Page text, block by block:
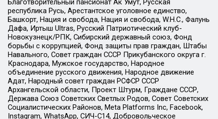
Благотворительный пансионат Ак Умут, Русская
республика Русь, Арестантское уголовное единство,
Башкорт, Нация и свобода, Нация и свобода, W.H.С., Фалунь
Дафа, Иртыш Ultras, Русский Патриотический клуб-
Новокузнецк/РПК, Сибирский державный союз, Фонд
борьбы с коррупцией, Фонд защиты прав граждан, Штабы
Навального, Совет граждан СССР Прикубанского округа г.
Краснодара, Мужское государство, Народное
объединение русского движения, Народное движение
Адат, Народный совет граждан РСФСР СССР
Архангельской области, Проект Штурм, Граждане СССР,
Держава Союз Советских Светлых Родов, Совет Советских
Социалистических Районов, Meta Platforms Inc, Facebook,
Instagram, WhatsApp, СИЧ-С14, Добровольческое